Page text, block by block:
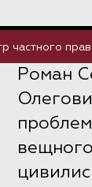
частного
Роман